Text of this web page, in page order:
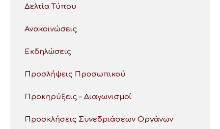
Δελτία Τύπου
Ανακοινώσεις
Εκδηλώσεις
Προσλήψεις Προσωπικού
Προκηρύξεις – Διαγωνισμοί
Προσκλήσεις Συνεδριάσεων Οργάνων